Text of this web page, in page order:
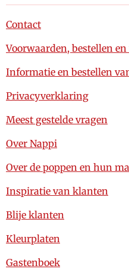
Contact
Voorwaarden, bestellen
Informatie en bestellen
Privacyverklaring
Meest gestelde vragen
Over Nappi
Over de poppen en hun
Inspiratie van klanten
Blije klanten
Kleurplaten
Gastenboek